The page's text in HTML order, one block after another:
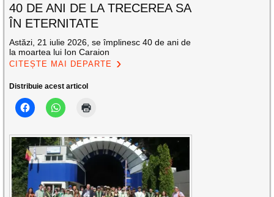
40 DE ANI DE LA TRECEREA SA
ÎN ETERNITATE
Astăzi, 21 iulie 2026, se împlinesc 40 de ani de
la moartea lui Ion Caraion
CITEȘTE MAI DEPARTE
Distribuie acest articol